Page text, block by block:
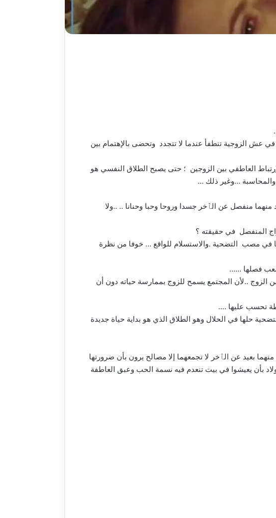
عش الزوجية تنطفأ عندما لا تتجدد وتحضى بالإهتمام بين
العاطفي بين الزوجين ؛ حتى يصبح الطلاق النفسي هو
.والمحاسبة …وغير ذلك …
منفصل عن الٱخر جسدا وروحا وحبا وحنانا .. ..ولا
المنفصل في حقيقته ؟
في مصب التضحية .والاستسلام للواقع … خوفا من نظرة
فصلها ……
الزوج ..لأن المجتمع يسمح للزوج بممارسة حياته دون أن
تحسب عليها ….
حلها في الحلال وهو الطلاق الذي هو بداية حياة جديدة
بعيد عن الٱخر لا تجمعهما إلا مصالح يرون بأن ضرورتها
بأن يعيشوا في بيت تنعدم فيه نسمة الحب وعبق العاطفة